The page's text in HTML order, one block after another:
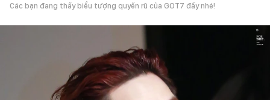
Các bạn đang thấy biểu tượng quyến rũ của GOT7 đấy nhé!